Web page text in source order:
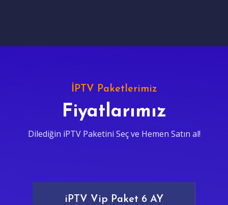
İPTV Paketlerimiz
Fiyatlarımız
Dilediğin iPTV Paketini Seç ve Hemen Satın al!
iPTV Vip Paket 6 AY